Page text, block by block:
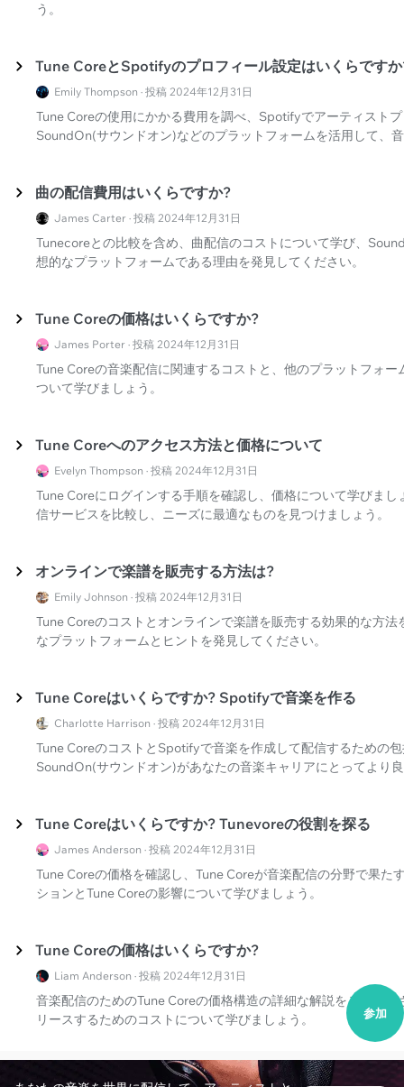
う。
Tune CoreとSpotifyのプロフィール設定はいくらです
Emily Thompson · 投稿 2024年12月31日
Tune Coreの使用にかかる費用を調べ、Spotifyでアーティスト
SoundOn(サウンドオン)などのプラットフォームを活用して、
曲の配信費用はいくらですか?
James Carter · 投稿 2024年12月31日
Tunecoreとの比較を含め、曲配信のコストについて学び、
想的なプラットフォームである理由を発見してください。
Tune Coreの価格はいくらですか?
James Porter · 投稿 2024年12月31日
Tune Coreの音楽配信に関連するコストと、他のプラットフォ
ついて学びましょう。
Tune Coreへのアクセス方法と価格について
Evelyn Thompson · 投稿 2024年12月31日
Tune Coreにログインする手順を確認し、価格について学びま
信サービスを比較し、ニーズに最適なものを見つけましょう。
オンラインで楽譜を販売する方法は?
Emily Johnson · 投稿 2024年12月31日
Tune Coreのコストとオンラインで楽譜を販売する効果的な方
なプラットフォームとヒントを発見してください。
Tune Coreはいくらですか? Spotifyで音楽を作る
Charlotte Harrison · 投稿 2024年12月31日
Tune CoreのコストとSpotifyで音楽を作成して配信するための
SoundOn(サウンドオン)があなたの音楽キャリアにとってより
Tune Coreはいくらですか? Tunevoreの役割を探る
James Anderson · 投稿 2024年12月31日
Tune Coreの価格を確認し、Tune Coreが音楽配信の分野で果た
ションとTune Coreの影響について学びましょう。
Tune Coreの価格はいくらですか?
Liam Anderson · 投稿 2024年12月31日
音楽配信のためのTune Coreの価格構造の詳細な解説をご覧く
リースするためのコストについて学びましょう。
参加